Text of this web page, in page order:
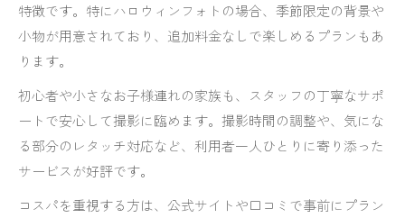
特徴です。特にハロウィンフォトの場合、季節限定の背景や
小物が用意されており、追加料金なしで楽しめるプランもあ
ります。
初心者や小さなお子様連れの家族も、スタッフの丁寧なサポ
ートで安心して撮影に臨めます。撮影時間の調整や、気にな
る部分のレタッチ対応など、利用者一人ひとりに寄り添った
サービスが好評です。
コスパを重視する方は、公式サイトや口コミで事前にプラン